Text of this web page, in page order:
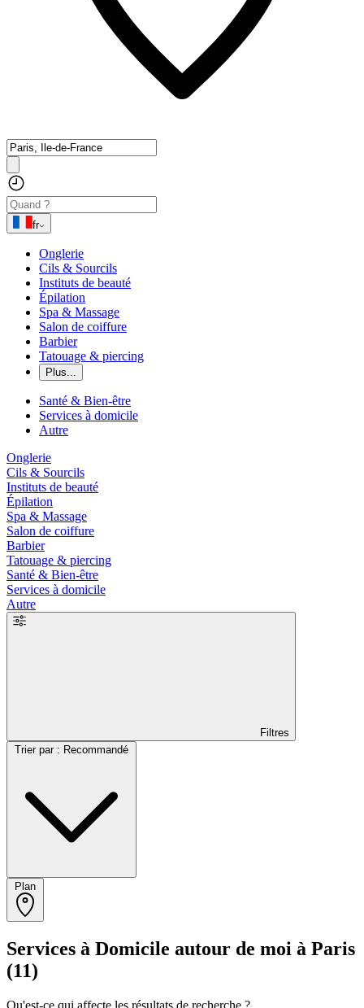
fr
Onglerie
Cils & Sourcils
Instituts de beauté
Épilation
Spa & Massage
Salon de coiffure
Barbier
Tatouage & piercing
Plus...
Santé & Bien-être
Services à domicile
Autre
Onglerie
Cils & Sourcils
Instituts de beauté
Épilation
Spa & Massage
Salon de coiffure
Barbier
Tatouage & piercing
Santé & Bien-être
Services à domicile
Autre
Filtres
Services à Domicile autour de moi à Paris
(11)
Qu'est-ce qui affecte les résultats de recherche ?